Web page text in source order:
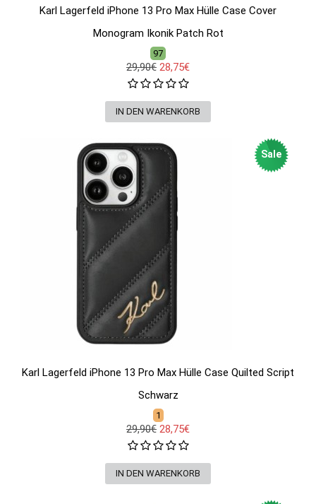
Karl Lagerfeld iPhone 13 Pro Max Hülle Case Cover
Monogram Ikonik Patch Rot
97
29,90€ 28,75€
Sale
Karl Lagerfeld iPhone 13 Pro Max Hülle Case Quilted Script
Schwarz
1
29,90€ 28,75€